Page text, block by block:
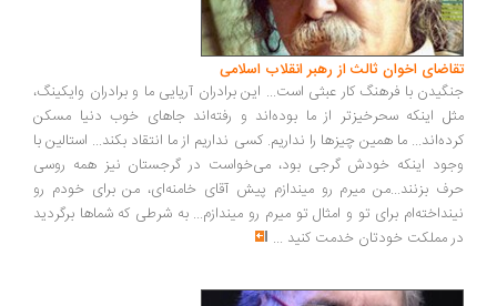
تقاضای اخوان ثالث از رهبر انقلاب اسلامی
جنگیدن با فرهنگ کار عبثی است... این برادران آریایی ما و برادران وایکینگ،
مثل اینکه سحرخیزتر از ما بوده‌اند و رفته‌اند جاهای خوب دنیا مسکن
کرده‌اند... ما همین چیزها را نداریم. کسی نداریم از ما انتقاد بکند... استالین با
وجود اینکه خودش گرجی بود، می‌خواست در گرجستان نیز همه روسی
حرف بزنند...من میرم رو میندازم پیش آقای خامنه‌ای، من برای خودم رو
نینداخته‌ام برای تو و امثال تو میرم رو میندازم... به شرطی که شماها برگردید
در مملکت خودتان خدمت کنید ...